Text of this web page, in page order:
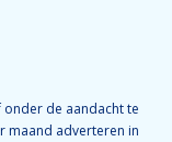
onder de aandacht te
maand adverteren in